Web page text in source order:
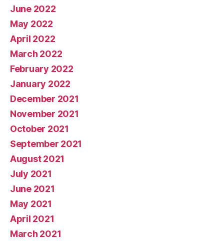
June 2022
May 2022
April 2022
March 2022
February 2022
January 2022
December 2021
November 2021
October 2021
September 2021
August 2021
July 2021
June 2021
May 2021
April 2021
March 2021